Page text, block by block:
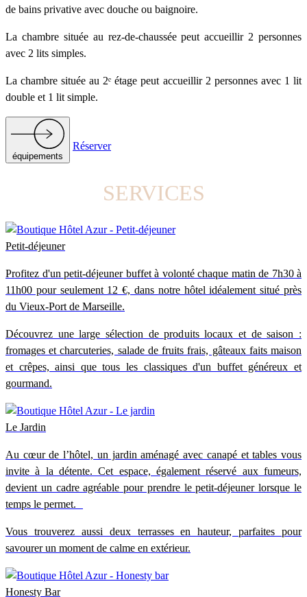
de bains privative avec douche ou baignoire.
La chambre située au rez-de-chaussée peut accueillir 2 personnes
avec 2 lits simples.
La chambre située au 2ᵉ étage peut accueillir 2 personnes avec 1 lit
double et 1 lit simple.
équipements
Réserver
SERVICES
Petit-déjeuner
Profitez d'un petit-déjeuner buffet à volonté chaque matin de 7h30 à
11h00 pour seulement 12 €, dans notre hôtel idéalement situé près
du Vieux-Port de Marseille.
Découvrez une large sélection de produits locaux et de saison :
fromages et charcuteries, salade de fruits frais, gâteaux faits maison
et crêpes, ainsi que tous les classiques d'un buffet généreux et
gourmand.
Le Jardin
Au cœur de l’hôtel, un jardin aménagé avec canapé et tables vous
invite à la détente. Cet espace, également réservé aux fumeurs,
devient un cadre agréable pour prendre le petit-déjeuner lorsque le
temps le permet.
Vous trouverez aussi deux terrasses en hauteur, parfaites pour
savourer un moment de calme en extérieur.
Honesty Bar